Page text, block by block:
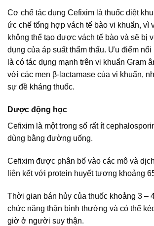
Cơ chế tác dụng Cefixim là thuốc diệt
ức chế tổng hợp vách tế bào vi khuẩn, vì
không thể tạo được vách tế bào và sẽ bị
dụng của áp suất thẩm thấu. Ưu điểm nổi
là có tác dụng mạnh trên vi khuẩn Gram
với các men β-lactamase của vi khuẩn,
sự đề kháng thuốc.
Dược động học
Cefixim là một trong số rất ít
dùng bằng đường uống.
Cefixim được phân bố vào các mô và
liên kết với protein huyết tương khoảng
Thời gian bán hủy của thuốc khoảng 3 –
chức năng thận bình thường và có thể
giờ ở người suy thận.